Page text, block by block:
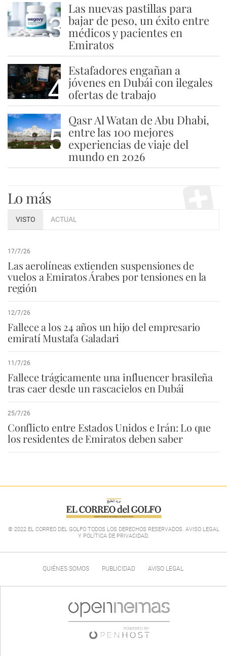
3
Las nuevas pastillas para
bajar de peso, un éxito entre
médicos y pacientes en
Emiratos
4
Estafadores engañan a
jóvenes en Dubái con ilegales
ofertas de trabajo
5
Qasr Al Watan de Abu Dhabi,
entre las 100 mejores
experiencias de viaje del
mundo en 2026
Lo más
VISTO ACTUAL
17/7/26
Las aerolíneas extienden suspensiones de
vuelos a Emiratos Árabes por tensiones en la
región
12/7/26
Fallece a los 24 años un hijo del empresario
emiratí Mustafa Galadari
11/7/26
Fallece trágicamente una influencer brasileña
tras caer desde un rascacielos en Dubái
25/7/26
Conflicto entre Estados Unidos e Irán: Lo que
los residentes de Emiratos deben saber
© 2022 EL CORREO DEL GOLFO TODOS LOS DERECHOS RESERVADOS. AVISO LEGAL
Y POLÍTICA DE PRIVACIDAD.
QUIÉNES SOMOS PUBLICIDAD AVISO LEGAL